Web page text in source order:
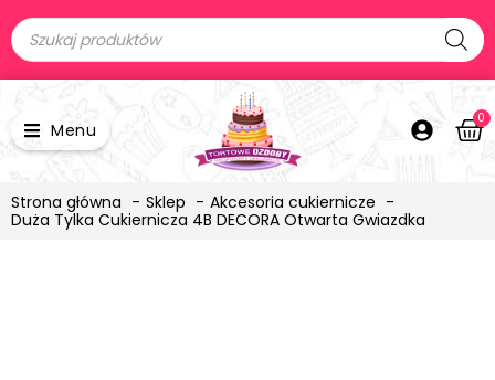
Menu
0
Strona główna Sklep
Akcesoria cukiernicze
Duża Tylka Cukiernicza 4B DECORA Otwarta Gwiazdka